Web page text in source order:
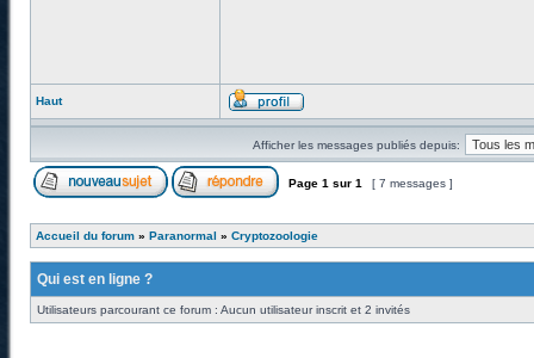
Haut
Afficher les messages publiés depuis:
Page 1 sur 1 [ 7 messages ]
Accueil du forum » Paranormal » Cryptozoologie
Qui est en ligne ?
Utilisateurs parcourant ce forum : Aucun utilisateur inscrit et 2 invités